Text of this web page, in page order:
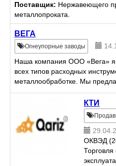
Поставщик: Нержавеющего
металлопроката.
ВЕГА
Огнеупорные заводы
Наша компания ООО «Вега»
всех типов расходных
металлообработке. Мы
продукцию заводов
стран ближнего и дальне...
КТИ
ОКВЭД
Торговля